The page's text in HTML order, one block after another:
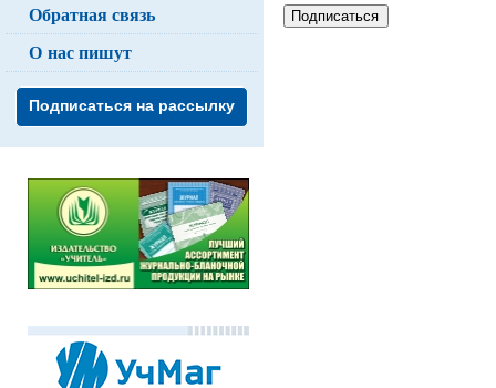
Подписаться
Обратная связь
О нас пишут
Подписаться на рассылку